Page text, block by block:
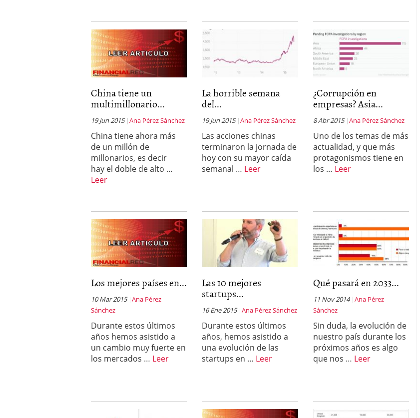
China tiene un
multimillonario...
19 Jun 2015 Ana Pérez Sánchez
China tiene ahora más
de un millón de
millonarios, es decir
hay el doble de alto …
Leer
La horrible semana
del...
19 Jun 2015 Ana Pérez Sánchez
Las acciones chinas
terminaron la jornada de
hoy con su mayor caída
semanal … Leer
¿Corrupción en
empresas? Asia...
8 Abr 2015 Ana Pérez Sánchez
Uno de los temas de más
actualidad, y que más
protagonismos tiene en
los … Leer
Los mejores países en...
10 Mar 2015 Ana Pérez
Sánchez
Durante estos últimos
años hemos asistido a
un cambio muy fuerte en
los mercados … Leer
Las 10 mejores
startups...
16 Ene 2015 Ana Pérez Sánchez
Durante estos últimos
años, hemos asistido a
una evolución de las
startups en … Leer
Qué pasará en 2033...
11 Nov 2014 Ana Pérez
Sánchez
Sin duda, la evolución de
nuestro país durante los
próximos años es algo
que nos … Leer